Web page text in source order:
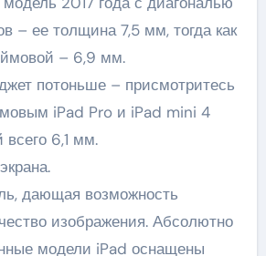
– ее толщина 7,5 мм, тогда как
– 6,9 мм.
потоньше – присмотритесь
iPad Pro и iPad mini 4
6,1 мм.
изображения. Абсолютно
модели iPad оснащены